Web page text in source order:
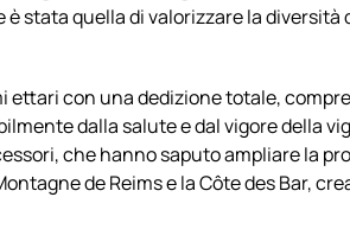
è stata quella di valorizzare la
ettari con una dedizione totale,
dalla salute e dal vigore della
che hanno saputo ampliare la
de Reims e la Côte des Bar,